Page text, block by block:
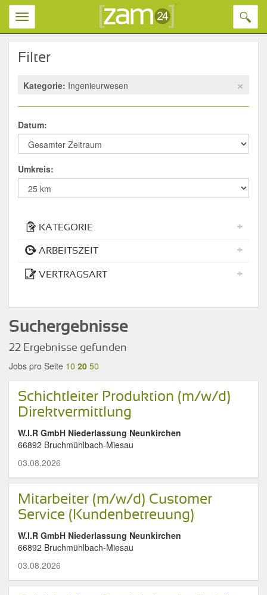
Toggle
Toggle
navigation
Filter
×
Kategorie: Ingenieurwesen
Datum:
Umkreis:
+
KATEGORIE
+
ARBEITSZEIT
+
VERTRAGSART
Suchergebnisse
22 Ergebnisse gefunden
Jobs pro Seite 10 20 50
Schichtleiter Produktion (m/w/d)
Direktvermittlung
W.I.R GmbH Niederlassung Neunkirchen
66892 Bruchmühlbach-Miesau
03.08.2026
Mitarbeiter (m/w/d) Customer
Service (Kundenbetreuung)
W.I.R GmbH Niederlassung Neunkirchen
66892 Bruchmühlbach-Miesau
03.08.2026